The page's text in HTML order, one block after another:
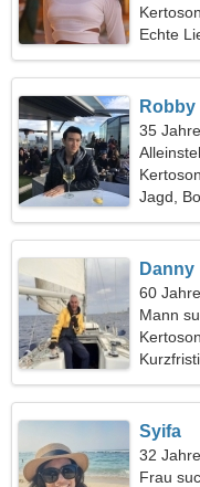
Echte
Robby
35
Jagd,
Danny
60
Mann
Syifa
32
Frau